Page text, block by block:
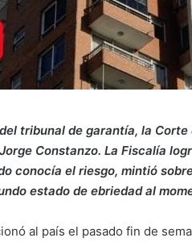
tribunal de garantía, la
Constanzo. La Fiscalía
conocía el riesgo, mintió
estado de ebriedad al
al país el pasado fin de